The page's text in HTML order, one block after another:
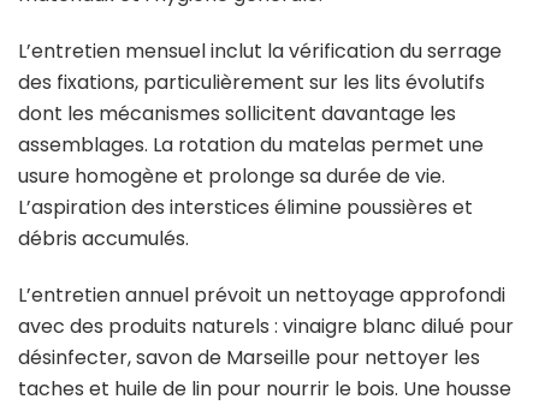
L’entretien mensuel inclut la vérification du serrage
des fixations, particulièrement sur les lits évolutifs
dont les mécanismes sollicitent davantage les
assemblages. La rotation du matelas permet une
usure homogène et prolonge sa durée de vie.
L’aspiration des interstices élimine poussières et
débris accumulés.
L’entretien annuel prévoit un nettoyage approfondi
avec des produits naturels : vinaigre blanc dilué pour
désinfecter, savon de Marseille pour nettoyer les
taches et huile de lin pour nourrir le bois. Une housse